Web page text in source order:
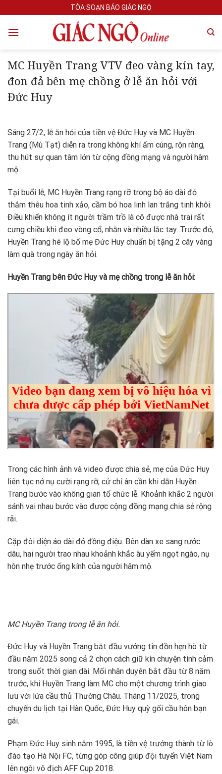
to
content
TÒA SOẠN BÁO GIÁC NGỘ
MC Huyền Trang VTV đeo vàng kín tay,
đon đả bên mẹ chồng ở lễ ăn hỏi với
Đức Huy
Sáng 27/2, lễ ăn hỏi của tiền vệ Đức Huy và MC Huyền
Trang (Mù Tạt) diễn ra trong không khí ấm cúng, rộn ràng,
thu hút sự quan tâm lớn từ cộng đồng mạng và người hâm
mộ.
Tại buổi lễ, MC Huyền Trang rạng rỡ trong bộ áo dài đỏ
thắm thêu hoa tinh xảo, cầm bó hoa linh lan trắng tinh khôi.
Điều khiến không ít người trầm trồ là cô được nhà trai rất
cưng chiều khi đeo vòng cổ, nhẫn và nhiều lắc tay. Trước đó,
Huyền Trang hé lộ bố mẹ Đức Huy chuẩn bị tặng 2 cây vàng
làm quà trong ngày ăn hỏi.
Huyền Trang bên Đức Huy và mẹ chồng trong lễ ăn hỏi:
Trong các hình ảnh và video được chia sẻ, mẹ của Đức Huy
liên tục nở nụ cười rạng rỡ, cử chỉ ân cần khi dẫn Huyền
Trang bước vào không gian tổ chức lễ. Khoảnh khắc 2 người
sánh vai nhau bước vào được cộng đồng mạng chia sẻ rộng
rãi.
Cặp đôi diện áo dài đỏ đồng điệu. Bên dàn xe sang rước
dâu, hai người trao nhau khoảnh khắc âu yếm ngọt ngào, nụ
hôn nhẹ trước ống kính của người hâm mộ.
MC Huyền Trang trong lễ ăn hỏi.
Đức Huy và Huyền Trang bắt đầu vướng tin đồn hẹn hò từ
đầu năm 2025 song cả 2 chọn cách giữ kín chuyện tình cảm
trong suốt thời gian dài. Mối nhân duyên bắt đầu từ 8 năm
trước, khi Huyền Trang làm MC cho một chương trình giao
lưu với lứa cầu thủ Thường Châu. Tháng 11/2025, trong
chuyến du lịch tại Hàn Quốc, Đức Huy quỳ gối cầu hôn bạn
gái.
Phạm Đức Huy sinh năm 1995, là tiền vệ trưởng thành từ lò
đào tạo Hà Nội FC, từng góp công giúp đội tuyển Việt Nam
lên ngôi vô địch AFF Cup 2018.